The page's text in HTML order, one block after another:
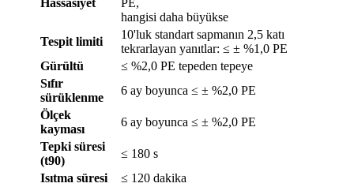
hangisi daha büyükse
Tespit limiti
10'luk standart sapmanın 2,5 katı
tekrarlayan yanıtlar: ≤ ± %1,0 PE
Gürültü
≤ %2,0 PE tepeden tepeye
Sıfır
sürüklenme
6 ay boyunca ≤ ± %2,0 PE
Ölçek
kayması
6 ay boyunca ≤ ± %2,0 PE
Tepki süresi
(t90)
≤ 180 s
Isıtma süresi
≤ 120 dakika